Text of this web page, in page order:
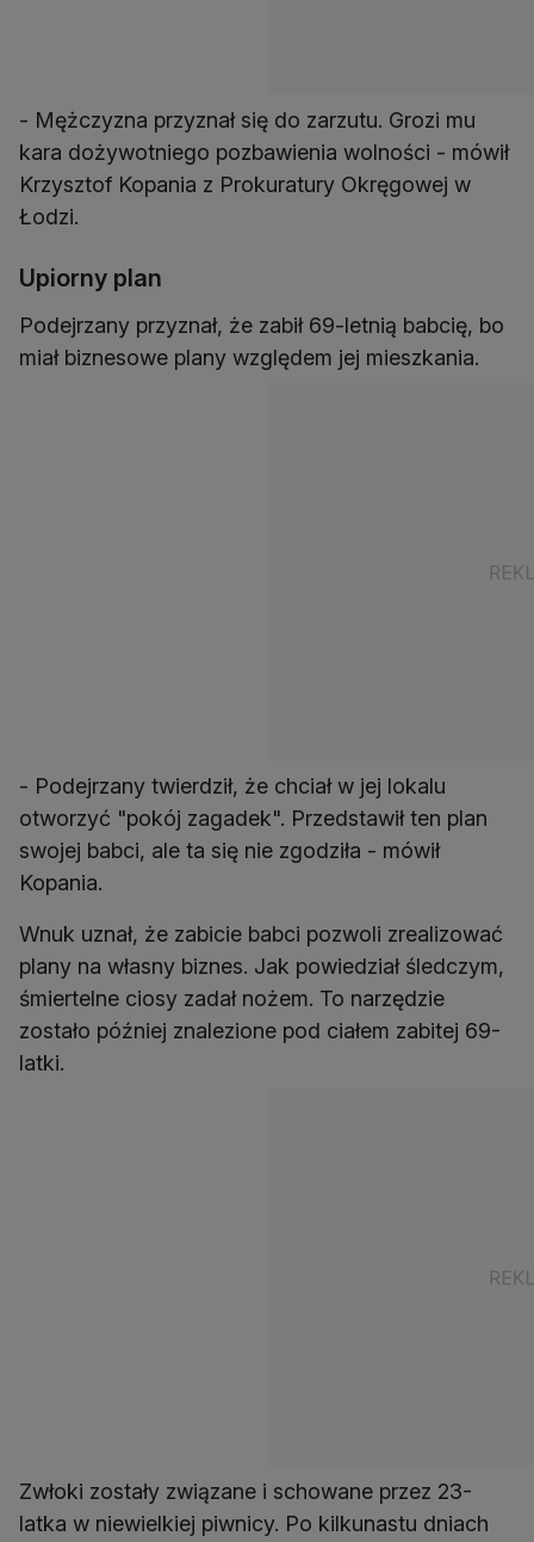
- Mężczyzna przyznał się do zarzutu. Grozi mu
kara dożywotniego pozbawienia wolności - mówił
Krzysztof Kopania z Prokuratury Okręgowej w
Łodzi.
Upiorny plan
Podejrzany przyznał, że zabił 69-letnią babcię, bo
miał biznesowe plany względem jej mieszkania.
- Podejrzany twierdził, że chciał w jej lokalu
otworzyć "pokój zagadek". Przedstawił ten plan
swojej babci, ale ta się nie zgodziła - mówił
Kopania.
Wnuk uznał, że zabicie babci pozwoli zrealizować
plany na własny biznes. Jak powiedział śledczym,
śmiertelne ciosy zadał nożem. To narzędzie
zostało później znalezione pod ciałem zabitej 69-
latki.
Zwłoki zostały związane i schowane przez 23-
latka w niewielkiej piwnicy. Po kilkunastu dniach